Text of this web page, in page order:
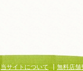
当サイトについて 無料店舗